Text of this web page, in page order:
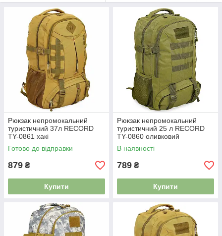
Рюкзак непромокальний
туристичний 37л RECORD
TY-0861 хакі
Готово до відправки
879 ₴
Купити
Рюкзак непромокальний
туристичний 25 л RECORD
TY-0860 оливковий
В наявності
789 ₴
Купити